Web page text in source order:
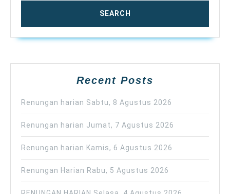
Recent Posts
Renungan harian Sabtu, 8 Agustus 2026
Renungan harian Jumat, 7 Agustus 2026
Renungan harian Kamis, 6 Agustus 2026
Renungan Harian Rabu, 5 Agustus 2026